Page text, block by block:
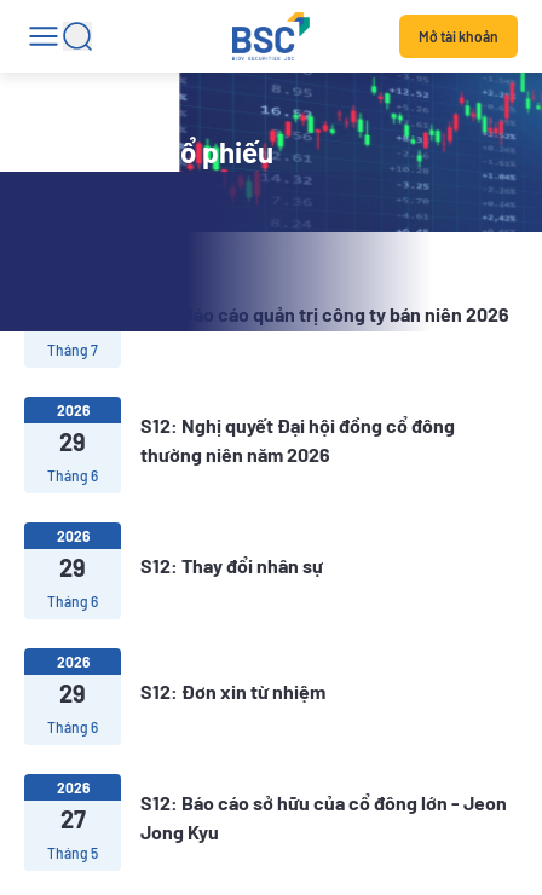
Mở tài khoản
Tin tức mã cổ phiếu
Tháng 7
S12: Báo cáo quản trị công ty bán niên 2026
2026
29
Tháng 6
S12: Nghị quyết Đại hội đồng cổ đông
thường niên năm 2026
2026
29
Tháng 6
S12: Thay đổi nhân sự
2026
29
Tháng 6
S12: Đơn xin từ nhiệm
2026
27
Tháng 5
S12: Báo cáo sở hữu của cổ đông lớn - Jeon
Jong Kyu